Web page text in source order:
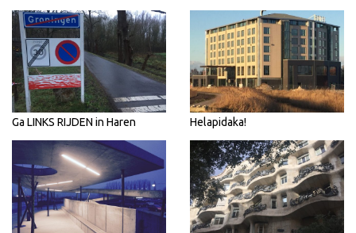
Ga LINKS RIJDEN in Haren Helapidaka!